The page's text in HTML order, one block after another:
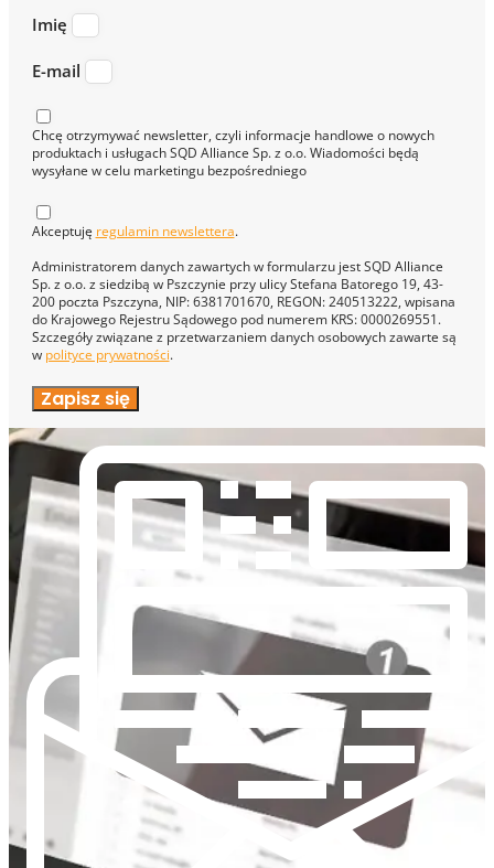
Imię
E-mail
Chcę otrzymywać newsletter, czyli informacje handlowe o nowych
produktach i usługach SQD Alliance Sp. z o.o. Wiadomości będą
wysyłane w celu marketingu bezpośredniego
Akceptuję regulamin newslettera.
Administratorem danych zawartych w formularzu jest SQD Alliance
Sp. z o.o. z siedzibą w Pszczynie przy ulicy Stefana Batorego 19, 43-
200 poczta Pszczyna, NIP: 6381701670, REGON: 240513222, wpisana
do Krajowego Rejestru Sądowego pod numerem KRS: 0000269551.
Szczegóły związane z przetwarzaniem danych osobowych zawarte są
w polityce prywatności.
Zapisz się